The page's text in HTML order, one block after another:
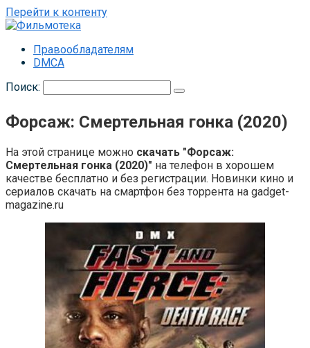
Перейти к контенту
Правообладателям
DMCA
Поиск:
Форсаж: Смертельная гонка (2020)
На этой странице можно скачать "Форсаж:
Смертельная гонка (2020)" на телефон в хорошем
качестве бесплатно и без регистрации. Новинки кино и
сериалов скачать на смартфон без торрента на gadget-
magazine.ru